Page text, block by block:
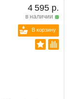
4 595 р.
в наличии
В корзину